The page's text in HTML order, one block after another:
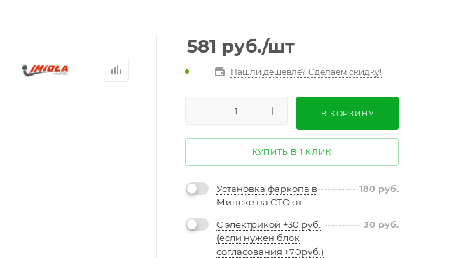
581 руб./шт
Нашли дешевле? Сделаем скидку!
В КОРЗИНУ
КУПИТЬ В 1 КЛИК
Установка фаркопа в
Минске на СТО от
180 руб.
С электрикой +30 руб.
(если нужен блок
согласования +70руб.)
30 руб.